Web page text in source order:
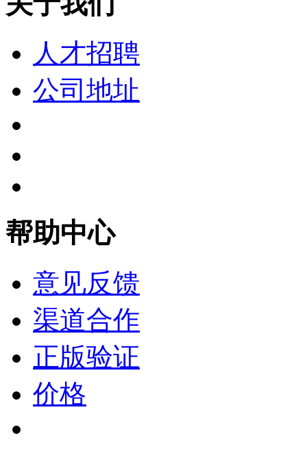
人才招聘
公司地址
帮助中心
意见反馈
渠道合作
正版验证
价格